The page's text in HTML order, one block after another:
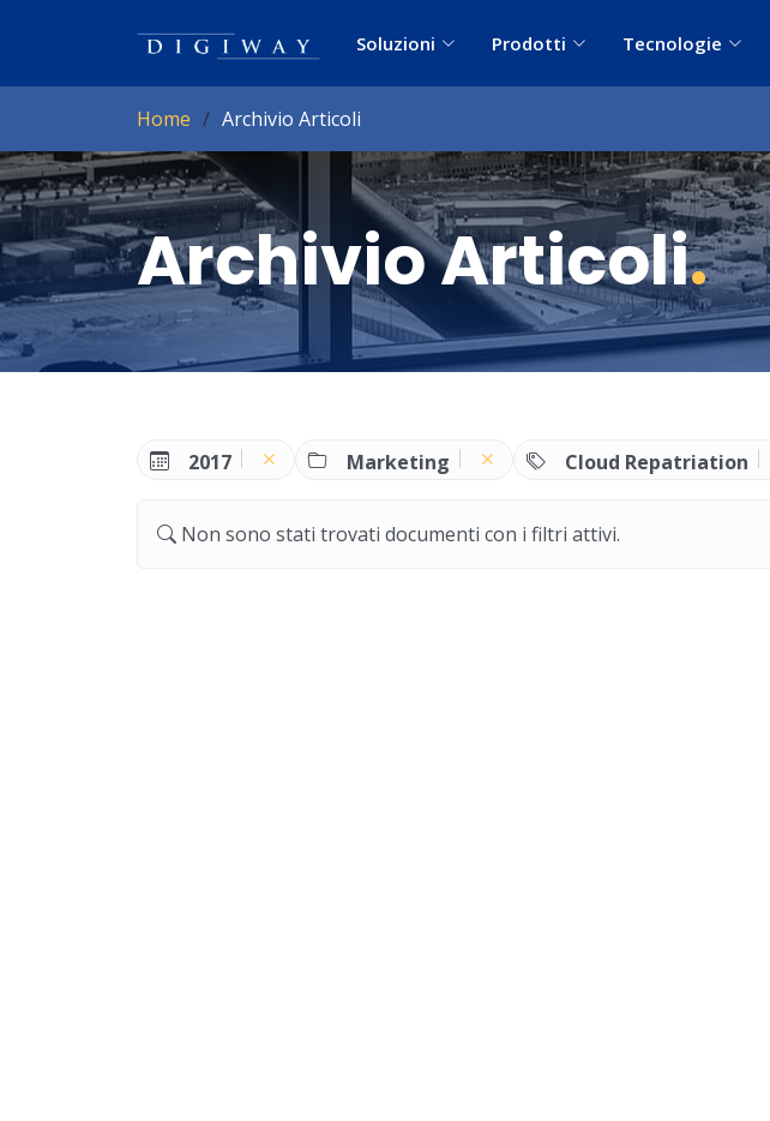
Soluzioni Prodotti Tecnologie
Home Archivio Articoli
Archivio Articoli.
2017 Marketing Cloud Repatriation
Non sono stati trovati documenti con i filtri attivi.